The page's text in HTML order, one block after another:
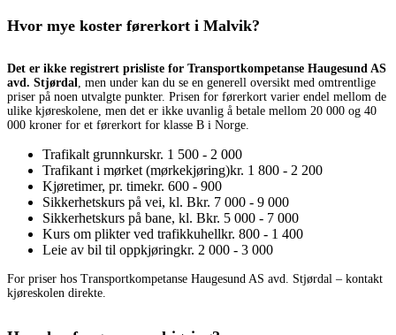
Hvor mye koster førerkort i Malvik?
Det er ikke registrert prisliste for Transportkompetanse Haugesund AS
avd. Stjørdal, men under kan du se en generell oversikt med omtrentlige
priser på noen utvalgte punkter. Prisen for førerkort varier endel mellom de
ulike kjøreskolene, men det er ikke uvanlig å betale mellom 20 000 og 40
000 kroner for et førerkort for klasse B i Norge.
Trafikalt grunnkurskr. 1 500 - 2 000
Trafikant i mørket (mørkekjøring)kr. 1 800 - 2 200
Kjøretimer, pr. timekr. 600 - 900
Sikkerhetskurs på vei, kl. Bkr. 7 000 - 9 000
Sikkerhetskurs på bane, kl. Bkr. 5 000 - 7 000
Kurs om plikter ved trafikkuhellkr. 800 - 1 400
Leie av bil til oppkjøringkr. 2 000 - 3 000
For priser hos Transportkompetanse Haugesund AS avd. Stjørdal – kontakt
kjøreskolen direkte.